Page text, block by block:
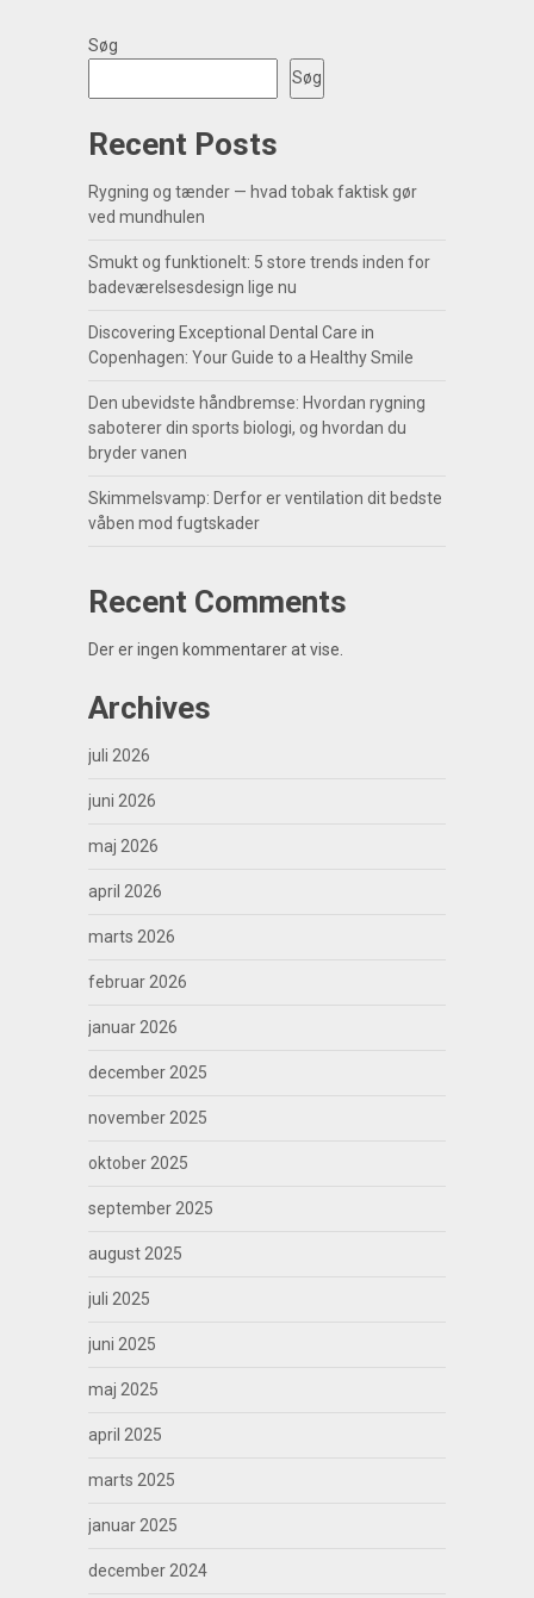
Søg
Søg
Recent Posts
Rygning og tænder — hvad tobak faktisk gør
ved mundhulen
Smukt og funktionelt: 5 store trends inden for
badeværelsesdesign lige nu
Discovering Exceptional Dental Care in
Copenhagen: Your Guide to a Healthy Smile
Den ubevidste håndbremse: Hvordan rygning
saboterer din sports biologi, og hvordan du
bryder vanen
Skimmelsvamp: Derfor er ventilation dit bedste
våben mod fugtskader
Recent Comments
Der er ingen kommentarer at vise.
Archives
juli 2026
juni 2026
maj 2026
april 2026
marts 2026
februar 2026
januar 2026
december 2025
november 2025
oktober 2025
september 2025
august 2025
juli 2025
juni 2025
maj 2025
april 2025
marts 2025
januar 2025
december 2024